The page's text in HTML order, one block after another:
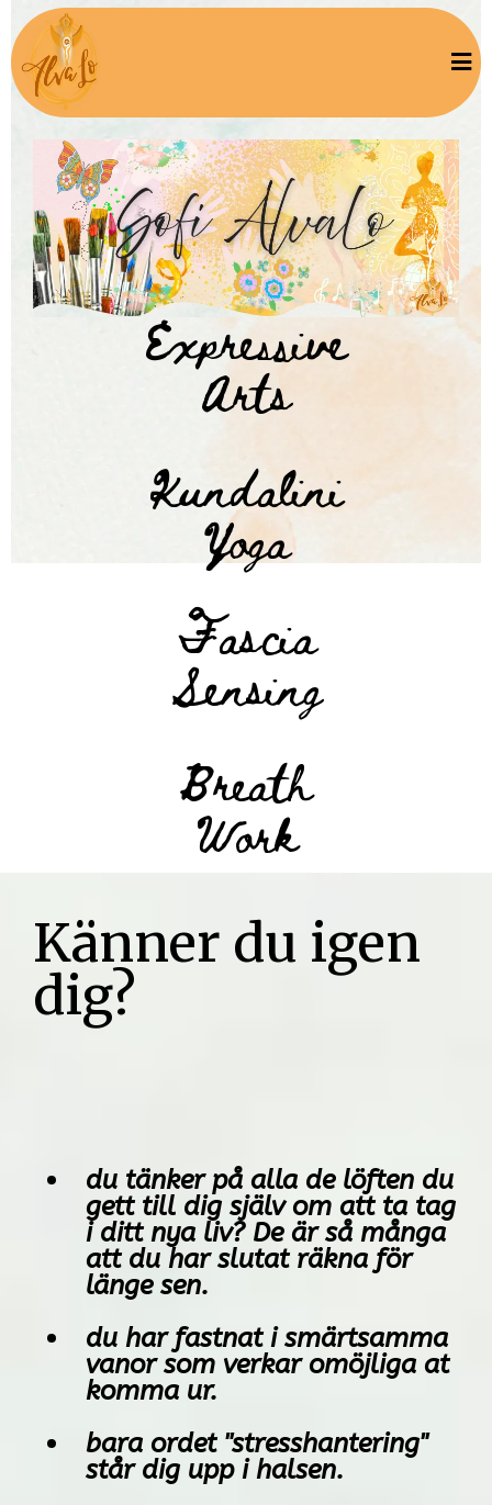
Expressive
Arts
Kundalini
Yoga
Fascia
Sensing
Breath
Work
Känner du igen
dig?
du tänker på alla de löften du
gett till dig själv om att ta tag
i ditt nya liv? De är så många
att du har slutat räkna för
länge sen.
du har fastnat i smärtsamma
vanor som verkar omöjliga at
komma ur.
bara ordet "stresshantering"
står dig upp i halsen.